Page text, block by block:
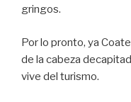
gringos.
Por lo pronto, ya
de la cabeza
vive del turismo.